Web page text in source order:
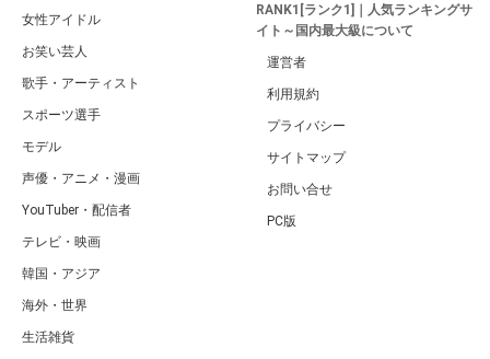
女性アイドル
お笑い芸人
歌手・アーティスト
スポーツ選手
モデル
声優・アニメ・漫画
YouTuber・配信者
テレビ・映画
韓国・アジア
海外・世界
生活雑貨
RANK1[ランク1]｜人気ランキングサ
イト～国内最大級について
運営者
利用規約
プライバシー
サイトマップ
お問い合せ
PC版